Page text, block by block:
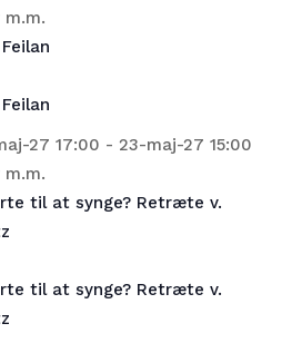
27 17:00 -23-maj-27 15:00
til at synge? Retræte v.
til at synge? Retræte v.